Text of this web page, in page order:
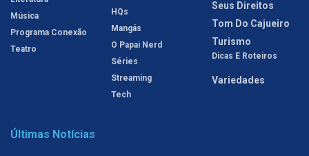
Música
Programa Conexão
Teatro
HQs
Mangás
O Papai Nerd
Séries
Streaming
Tech
Seus Direitos
Tom Do Cajueiro
Turismo
Dicas E Roteiros
Variedades
Últimas Notícias